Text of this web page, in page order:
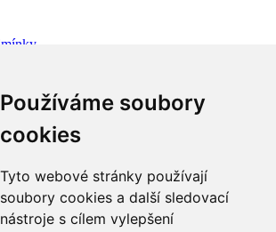
Používáme soubory
cookies
Tyto webové stránky používají
soubory cookies a další sledovací
nástroje s cílem vylepšení